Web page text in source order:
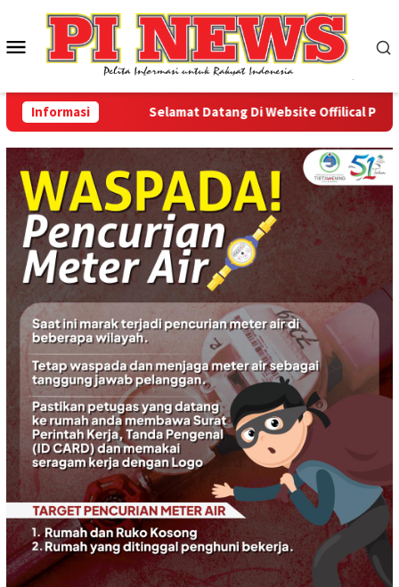
konten
Menu
Mobile
Informasi Selamat Datang Di Website Offilical PI-